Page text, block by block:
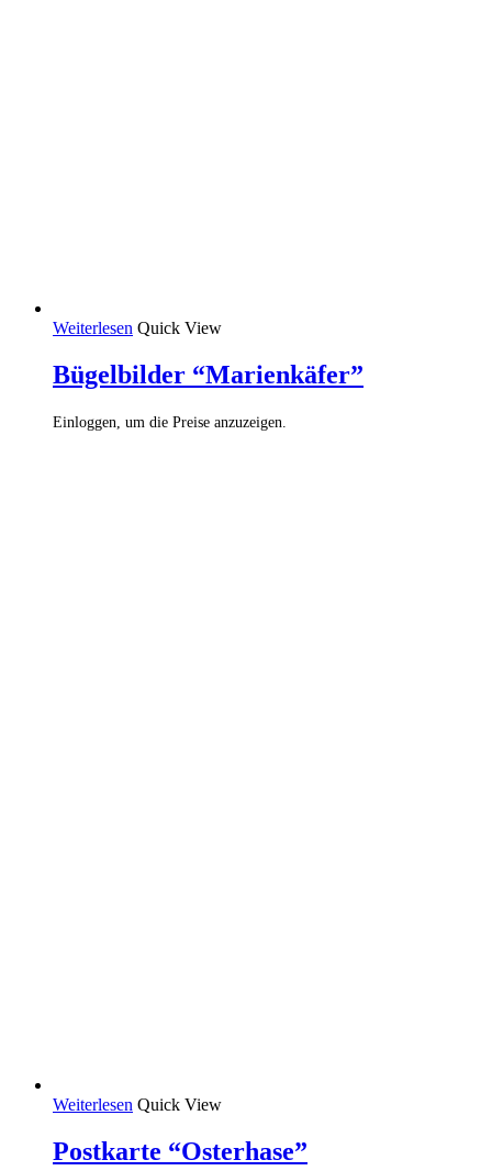
Weiterlesen Quick View
Bügelbilder “Marienkäfer”
Einloggen, um die Preise anzuzeigen.
Weiterlesen Quick View
Postkarte “Osterhase”